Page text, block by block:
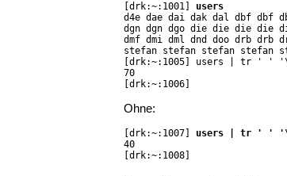
[drk:~:1001] users
d4e dae dai dak dal dbf dbf
dgn dgn dgo die die die
dmf dmi dml dnd doo drb drb
stefan stefan stefan stefan
[drk:~:1005] users | tr ' '
70
[drk:~:1006]
Ohne:
[drk:~:1007] users | tr ' '
40
[drk:~:1008]